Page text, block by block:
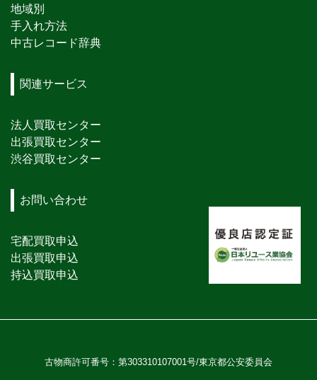
地域別
手入れ方法
中古レコード辞典
関連サービス
法人買取センター
出張買取センター
渋谷買取センター
お問い合わせ
宅配買取申込
出張買取申込
持込買取申込
古物商許可番号：第303310107001号/東京都公安委員会